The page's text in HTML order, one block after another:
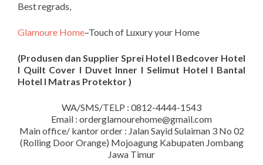
Best regrads,
Glamoure Home–Touch of Luxury your Home
(Produsen dan Supplier Sprei Hotel I Bedcover Hotel
I Quilt Cover I Duvet Inner I Selimut Hotel I Bantal
Hotel I Matras Protektor )
WA/SMS/TELP : 0812-4444-1543
Email : orderglamourehome@gmail.com
Main office/ kantor order : Jalan Sayid Sulaiman 3 No 02
(Rolling Door Orange) Mojoagung Kabupaten Jombang
Jawa Timur